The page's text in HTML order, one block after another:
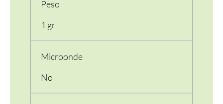
Peso
1 gr
Microonde
No